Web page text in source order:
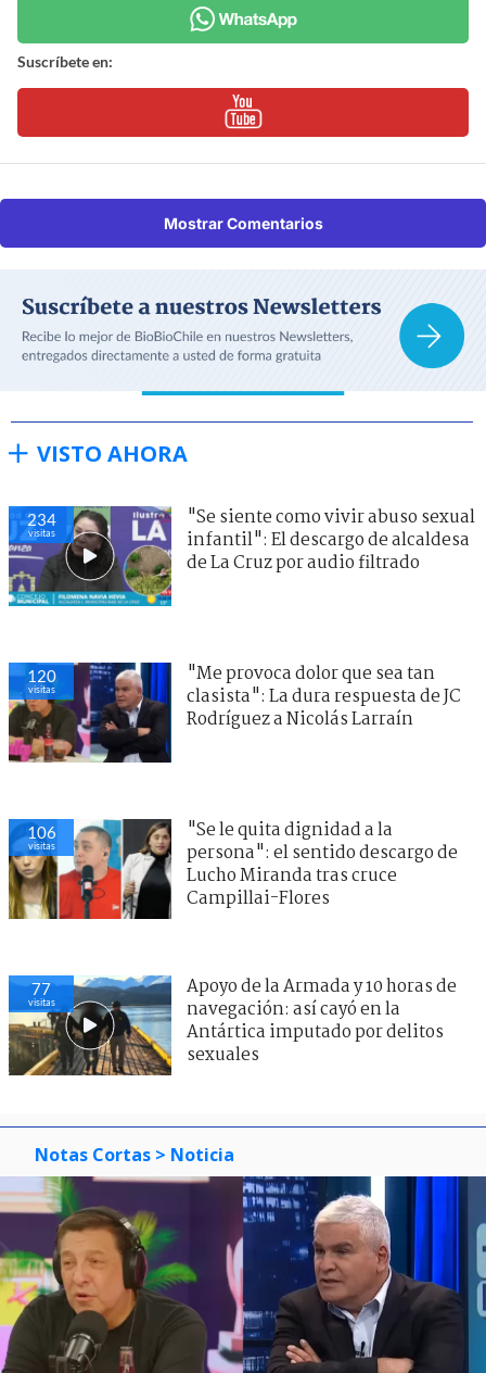
Suscríbete en:
Mostrar Comentarios
VISTO AHORA
234
visitas
"Se siente como vivir abuso sexual
infantil": El descargo de alcaldesa
de La Cruz por audio filtrado
120
visitas
"Me provoca dolor que sea tan
clasista": La dura respuesta de JC
Rodríguez a Nicolás Larraín
106
visitas
"Se le quita dignidad a la
persona": el sentido descargo de
Lucho Miranda tras cruce
Campillai-Flores
77
visitas
Apoyo de la Armada y 10 horas de
navegación: así cayó en la
Antártica imputado por delitos
sexuales
Notas Cortas > Noticia